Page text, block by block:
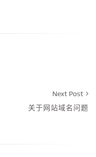
Next Post
关于网站域名问题